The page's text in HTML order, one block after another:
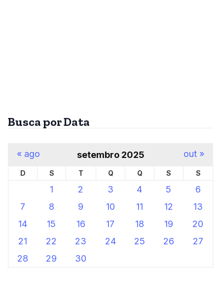
Busca por Data
setembro 2025
D S T Q Q S S
1 2 3 4 5
6
7
8 9 10 11 12
13
14
15 16 17 18 19
20
21
22 23 24 25 26
27
28
29 30
« ago out »